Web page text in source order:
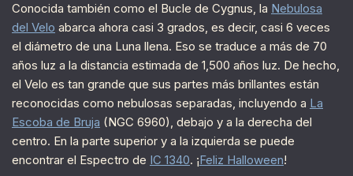
Conocida también como el Bucle de Cygnus, la Nebulosa
del Velo abarca ahora casi 3 grados, es decir, casi 6 veces
el diámetro de una Luna llena. Eso se traduce a más de 70
años luz a la distancia estimada de 1,500 años luz. De hecho,
el Velo es tan grande que sus partes más brillantes están
reconocidas como nebulosas separadas, incluyendo a La
Escoba de Bruja (NGC 6960), debajo y a la derecha del
centro. En la parte superior y a la izquierda se puede
encontrar el Espectro de IC 1340. ¡Feliz Halloween!